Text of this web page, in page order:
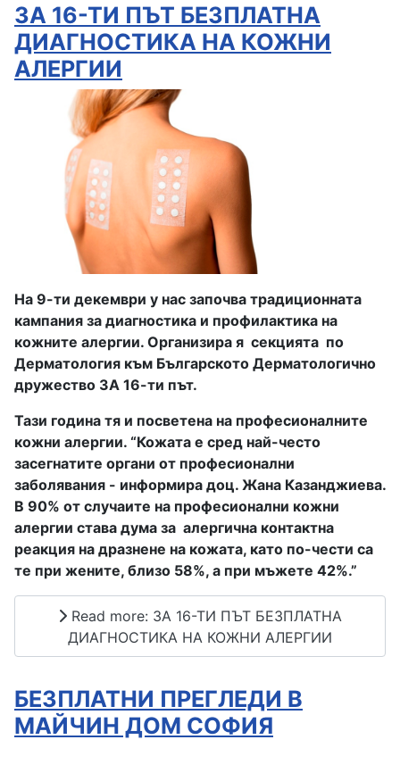
ЗА 16-ТИ ПЪТ БЕЗПЛАТНА
ДИАГНОСТИКА НА КОЖНИ
АЛЕРГИИ
На 9-ти декември у нас започва традиционната
кампания за диагностика и профилактика на
кожните алергии. Организира я секцията по
Дерматология към Българското Дерматологично
дружество ЗА 16-ти път.
Тази година тя и посветена на професионалните
кожни алергии. “Кожата е сред най-често
засегнатите органи от професионални
заболявания - информира доц. Жана Казанджиева.
В 90% от случаите на професионални кожни
алергии става дума за алергична контактна
реакция на дразнене на кожата, като по-чести са
те при жените, близо 58%, а при мъжете 42%.”
Read more: ЗА 16-ТИ ПЪТ БЕЗПЛАТНА
ДИАГНОСТИКА НА КОЖНИ АЛЕРГИИ
БЕЗПЛАТНИ ПРЕГЛЕДИ В
МАЙЧИН ДОМ СОФИЯ